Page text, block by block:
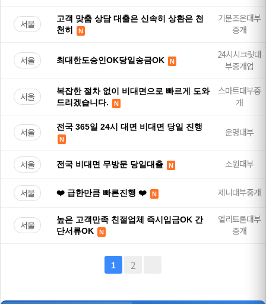
서울
고객 맞춤 상담 대출은 신속히 상환은 천
천히
N
기분조은대부
중개
서울 최대한도승인OK당일송금OK N
24시시크릿대
부중개업
서울
복잡한 절차 없이 비대면으로 빠르게 도와
드리겠습니다.
N
스마트대부중
개
서울 전국 365일 24시 대면 비대면 당일 진행
N
운명대부
서울 전국 비대면 무방문 당일대출 N 소원대부
서울 ❤️ 급한만큼 빠른진행 ❤️ N 제니대부중개
서울
높은 고객만족 친절업체 즉시입금OK 간
단서류OK
N
엘리트론대부
중개
1 2